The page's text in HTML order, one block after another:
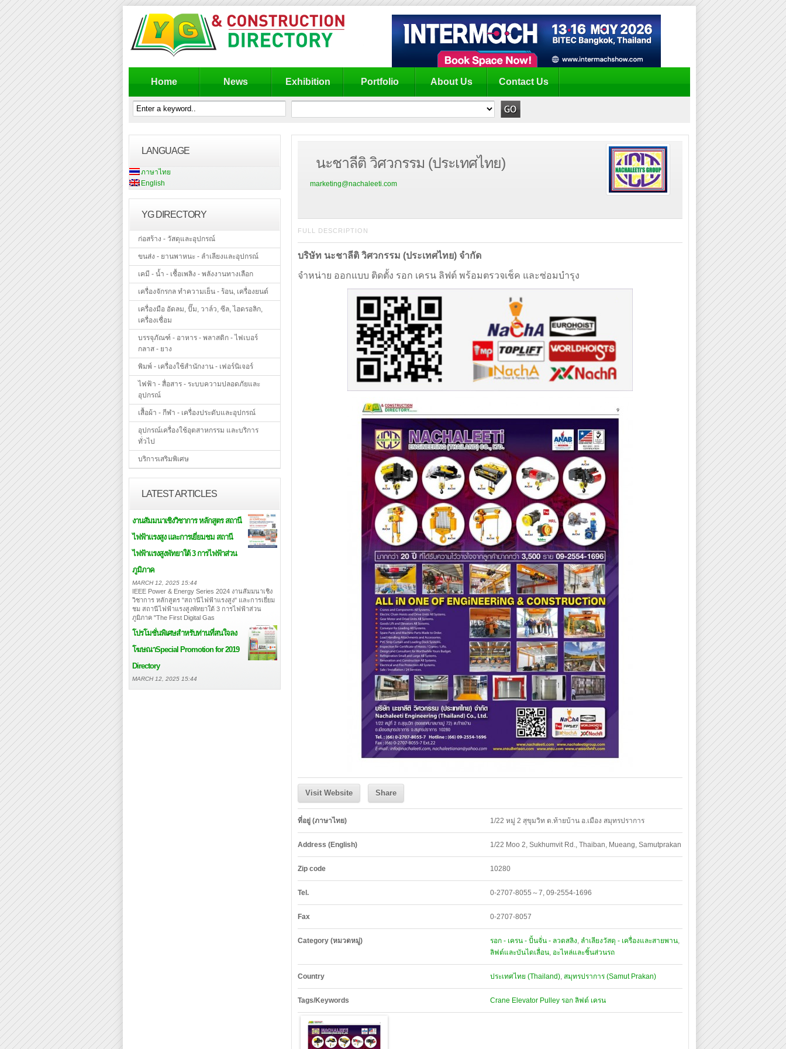
Home News Exhibition Portfolio About Us Contact Us
LANGUAGE
ภาษาไทย
English
YG DIRECTORY
ก่อสร้าง - วัสดุและอุปกรณ์
ขนส่ง - ยานพาหนะ - ลำเลียงและอุปกรณ์
เคมี - น้ำ - เชื้อเพลิง - พลังงานทางเลือก
เครื่องจักรกล ทำความเย็น - ร้อน, เครื่องยนต์
เครื่องมือ อัดลม, ปั๊ม, วาล์ว, ซีล, ไฮดรอลิก,
เครื่องเชื่อม
บรรจุภัณฑ์ - อาหาร - พลาสติก - ไฟเบอร์
กลาส - ยาง
พิมพ์ - เครื่องใช้สำนักงาน - เฟอร์นิเจอร์
ไฟฟ้า - สื่อสาร - ระบบความปลอดภัยและ
อุปกรณ์
เสื้อผ้า - กีฬา - เครื่องประดับและอุปกรณ์
อุปกรณ์เครื่องใช้อุตสาหกรรม และบริการ
ทั่วไป
บริการเสริมพิเศษ
LATEST ARTICLES
งานสัมมนาเชิงวิชาการ หลักสูตร สถานี
ไฟฟ้าแรงสูง และการเยี่ยมชม สถานี
ไฟฟ้าแรงสูงพัทยาใต้ 3 การไฟฟ้าส่วน
ภูมิภาค
MARCH 12, 2025 15:44
IEEE Power & Energy Series 2024 งานสัมมนาเชิง
วิชาการ หลักสูตร "สถานีไฟฟ้าแรงสูง" และการเยี่ยม
ชม สถานีไฟฟ้าแรงสูงพัทยาใต้ 3 การไฟฟ้าส่วน
ภูมิภาค "The First Digital Gas
โปรโมชั่นพิเศษสำหรับท่านที่สนใจลง
โฆษณาSpecial Promotion for 2019
Directory
MARCH 12, 2025 15:44
นะชาลีติ วิศวกรรม (ประเทศไทย)
marketing@nachaleeti.com
FULL DESCRIPTION
บริษัท นะชาลีติ วิศวกรรม (ประเทศไทย) จำกัด
จำหน่าย ออกแบบ ติดตั้ง รอก เครน ลิฟต์ พร้อมตรวจเช็ค และซ่อมบำรุง
Visit Website Share
ที่อยู่ (ภาษาไทย) 1/22 หมู่ 2 สุขุมวิท ต.ท้ายบ้าน อ.เมือง สมุทรปราการ
Address (English) 1/22 Moo 2, Sukhumvit Rd., Thaiban, Mueang, Samutprakan
Zip code 10280
Tel. 0-2707-8055～7, 09-2554-1696
Fax 0-2707-8057
Category (หมวดหมู่) รอก - เครน - ปั้นจั่น - ลวดสลิง ลำเลียงวัสดุ - เครื่องและสายพาน
ลิฟต์และบันไดเลื่อน อะไหล่และชิ้นส่วนรถ
Country ประเทศไทย (Thailand) สมุทรปราการ (Samut Prakan)
Tags/Keywords Crane Elevator Pulley รอก ลิฟต์ เครน